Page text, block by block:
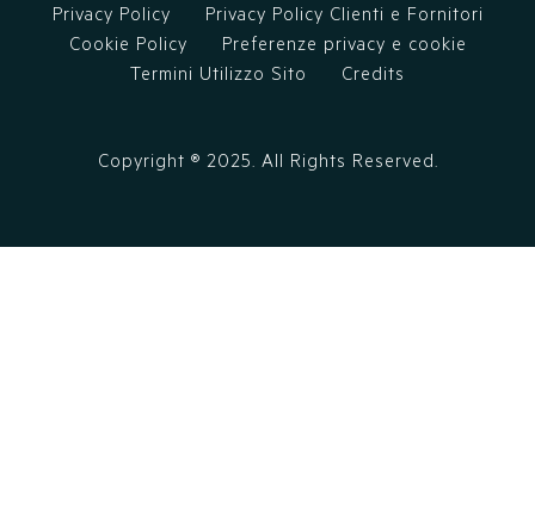
Copyright ® 2025. All Rights Reserved.
Privacy Policy
Privacy Policy Clienti e Fornitori
Cookie Policy
Preferenze privacy e cookie
Termini Utilizzo Sito
Credits